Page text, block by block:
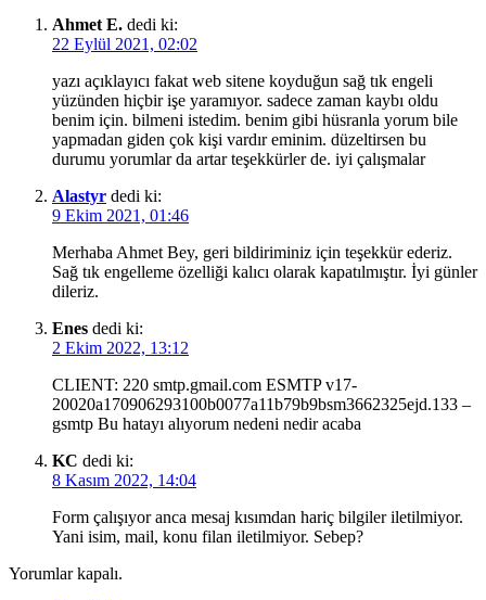
Ahmet E. dedi ki:
22 Eylül 2021, 02:02
yazı açıklayıcı fakat web sitene koyduğun sağ tık engeli
yüzünden hiçbir işe yaramıyor. sadece zaman kaybı oldu
benim için. bilmeni istedim. benim gibi hüsranla yorum bile
yapmadan giden çok kişi vardır eminim. düzeltirsen bu
durumu yorumlar da artar teşekkürler de. iyi çalışmalar
Alastyr dedi ki:
9 Ekim 2021, 01:46
Merhaba Ahmet Bey, geri bildiriminiz için teşekkür ederiz.
Sağ tık engelleme özelliği kalıcı olarak kapatılmıştır. İyi günler
dileriz.
Enes dedi ki:
2 Ekim 2022, 13:12
CLIENT: 220 smtp.gmail.com ESMTP v17-
20020a170906293100b0077a11b79b9bsm3662325ejd.133 –
gsmtp Bu hatayı alıyorum nedeni nedir acaba
KC dedi ki:
8 Kasım 2022, 14:04
Form çalışıyor anca mesaj kısımdan hariç bilgiler iletilmiyor.
Yani isim, mail, konu filan iletilmiyor. Sebep?
Yorumlar kapalı.